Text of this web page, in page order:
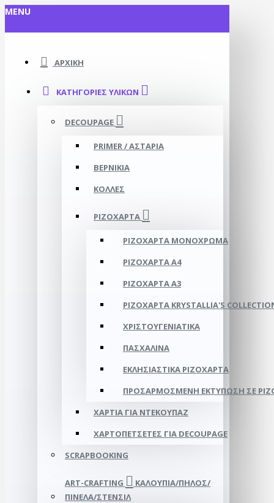
MENU
ΑΡΧΙΚΉ
ΚΑΤΗΓΟΡΊΕΣ ΥΛΙΚΏΝ
DECOUPAGE
PRIMER / ΑΣΤΆΡΙΑ
ΒΕΡΝΊΚΙΑ
ΚΌΛΛΕΣ
ΡΙΖΌΧΑΡΤΑ
ΡΙΖΌΧΑΡΤΑ ΜΟΝΌΧΡΩΜΑ
ΡΙΖΌΧΑΡΤΑ Α4
ΡΙΖΌΧΑΡΤΑ Α3
ΡΙΖΌΧΑΡΤΑ KRYSTALLIA'S
ΧΡΙΣΤΟΥΓΕΝΙΆΤΙΚΑ
ΠΑΣΧΑΛΙΝΆ
ΕΚΛΗΣΙΑΣΤΙΚΆ ΡΙΖΌΧΑΡΤΑ
ΠΡΟΣΑΡΜΟΣΜΈΝΗ ΕΚΤΎΠΩΣΗ ΣΕ
ΧΑΡΤΙΆ ΓΙΑ ΝΤΕΚΟΥΠΆΖ
ΧΑΡΤΟΠΕΤΣΈΤΕΣ ΓΙΑ DECOUPAGE
SCRAPBOOKING
ART-CRAFTING
ΚΑΛΟΎΠΙΑ/ΠΗΛΌΣ/
ΠΙΝΈΛΑ/ΣΤΈΝΣΙΛ